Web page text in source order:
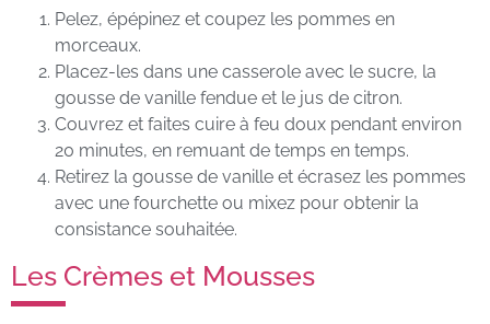
Pelez, épépinez et coupez les pommes en
morceaux.
Placez-les dans une casserole avec le sucre, la
gousse de vanille fendue et le jus de citron.
Couvrez et faites cuire à feu doux pendant environ
20 minutes, en remuant de temps en temps.
Retirez la gousse de vanille et écrasez les pommes
avec une fourchette ou mixez pour obtenir la
consistance souhaitée.
Les Crèmes et Mousses